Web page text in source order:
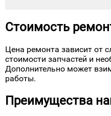
Стоимость
Цена ремонта зависит от
стоимости запчастей и
Дополнительно может
работы.
Преимущества